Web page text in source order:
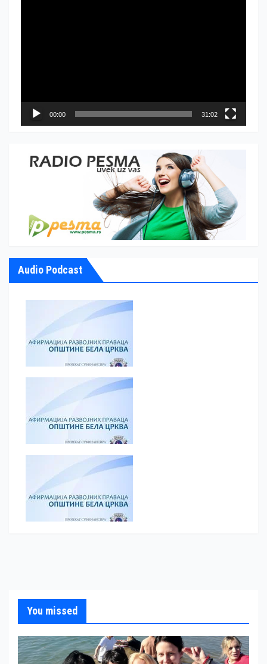
00:00 31:02
Audio Podcast
You missed